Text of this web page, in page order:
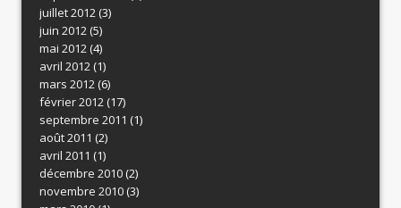
juillet 2012(3)
juin 2012(5)
mai 2012(4)
avril 2012(1)
mars 2012(6)
février 2012(17)
septembre 2011 (1)
août 2011 (2)
avril 2011 (1)
décembre 2010(2)
novembre 2010(3)